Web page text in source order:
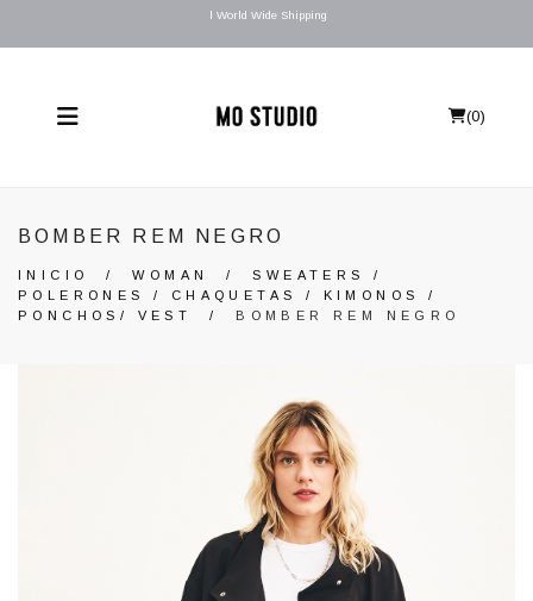
l World Wide Shipping
(0)
BOMBER REM NEGRO
INICIO /WOMAN /SWEATERS /
POLERONES / CHAQUETAS / KIMONOS /
PONCHOS/ VEST
/ BOMBER REM NEGRO